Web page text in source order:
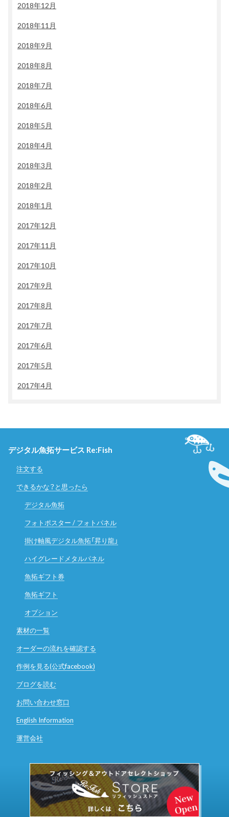
2018年12月
2018年11月
2018年9月
2018年8月
2018年7月
2018年6月
2018年5月
2018年4月
2018年3月
2018年2月
2018年1月
2017年12月
2017年11月
2017年10月
2017年9月
2017年8月
2017年7月
2017年6月
2017年5月
2017年4月
デジタル魚拓サービス Re:Fish
注文する
できるかな？と思ったら
デジタル魚拓
フォトポスター / フォトパネル
掛け軸風デジタル魚拓「昇り龍」
ハイグレードメタルパネル
魚拓ギフト券
魚拓ギフト
オプション
素材の一覧
オーダーの流れを確認する
作例を見る(公式facebook)
ブログを読む
お問い合わせ窓口
English Information
運営会社